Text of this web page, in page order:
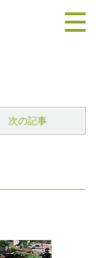
次の記事